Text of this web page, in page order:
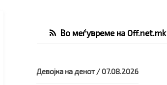
Во меѓувреме на Off.net.mk
Девојка на денот / 07.08.2026